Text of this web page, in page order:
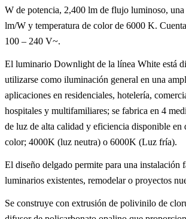
W de potencia, 2,400 lm de flujo luminoso,
lm/W y temperatura de color de 6000 K.
100 – 240 V~.
El luminario Downlight de la línea White está
utilizarse como iluminación general en una
aplicaciones en residenciales, hotelería,
hospitales y multifamiliares; se fabrica en 4
de luz de alta calidad y eficiencia disponible en
color; 4000K (luz neutra) o 6000K (Luz fría).
El diseño delgado permite para una instalación
luminarios existentes, remodelar o proyectos
Se construye con extrusión de polivinilo de